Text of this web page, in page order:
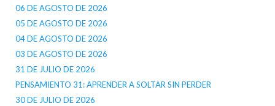
06 DE AGOSTO DE 2026
05 DE AGOSTO DE 2026
04 DE AGOSTO DE 2026
03 DE AGOSTO DE 2026
31 DE JULIO DE 2026
PENSAMIENTO 31: APRENDER A SOLTAR SIN PERDER
30 DE JULIO DE 2026